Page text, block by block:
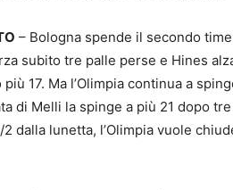
– Bologna spende il secondo
subito tre palle perse e Hines
17. Ma l’Olimpia continua a
di Melli la spinge a più 21 dopo
dalla lunetta, l’Olimpia vuole